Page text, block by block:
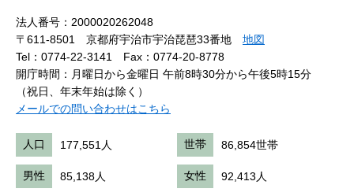
法人番号：2000020262048
〒611-8501 京都府宇治市宇治琵琶33番地 地図
Tel：0774-22-3141
Fax：0774-20-8778
開庁時間：月曜日から金曜日 午前8時30分から午後5時15分
（祝日、年末年始は除く）
メールでの問い合わせはこちら
人口 177,551人 世帯 86,854世帯
男性 85,138人 女性 92,413人